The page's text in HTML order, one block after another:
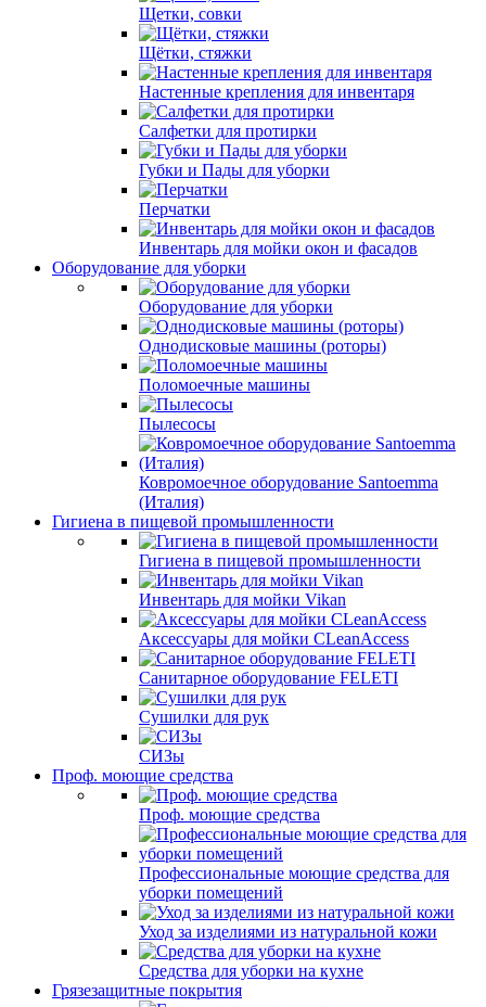
Щетки, совки
Щётки, стяжки
Настенные крепления для инвентаря
Салфетки для протирки
Губки и Пады для уборки
Перчатки
Инвентарь для мойки окон и фасадов
Оборудование для уборки
Оборудование для уборки
Однодисковые машины (роторы)
Поломоечные машины
Пылесосы
Ковромоечное оборудование Santoemma
(Италия)
Гигиена в пищевой промышленности
Гигиена в пищевой промышленности
Инвентарь для мойки Vikan
Аксессуары для мойки CLeanAccess
Санитарное оборудование FELETI
Сушилки для рук
СИЗы
Проф. моющие средства
Проф. моющие средства
Профессиональные моющие средства для
уборки помещений
Уход за изделиями из натуральной кожи
Средства для уборки на кухне
Грязезащитные покрытия